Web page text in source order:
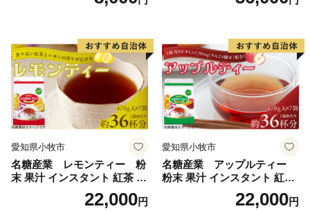
愛知県小牧市
名糖産業 レモンティー 粉
末 果汁 インスタント 紅茶 ビ
タミンC 袋 ロングセラー 粉
末飲料 粉末茶 簡単 手軽 ホッ
22,000円
愛知県小牧市
名糖産業 アップルティー
粉末 果汁 インスタント 紅茶
ティー ビタミンC 袋 ロング
セラー 粉末飲料 粉末茶 簡単
22,000円